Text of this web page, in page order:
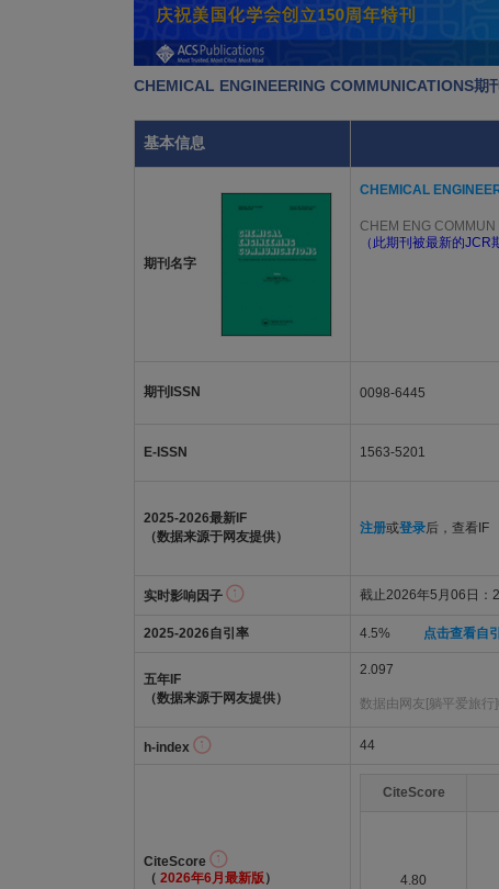
CHEMICAL ENGINEERING COMMUNICATIONS期
基本信息
期刊名字
CHEMICAL
CHEM ENG COMMUN
（此期刊被最新的JCR
期刊ISSN 0098-6445
E-ISSN 1563-5201
2025-2026最新IF
（数据来源于网友提供）
注册或登录后，查看IF
实时影响因子 截止2026年5月06日：
2025-2026自引率 4.5% 点击查看自
五年IF
（数据来源于网友提供）
2.097
数据由网友[躺平爱旅行
h-index 44
CiteScore
（ 2026年6月最新版 ）
CiteScore
4.80